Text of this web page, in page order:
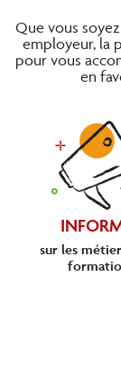
Que vous
employeur, la
pour vous
en
sur les